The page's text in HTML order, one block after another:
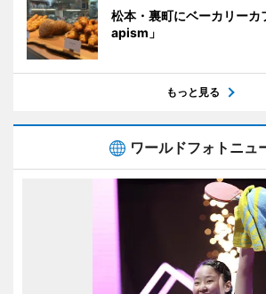
松本・裏町にベーカリー
apism」
もっと見る
ワールドフォトニュ